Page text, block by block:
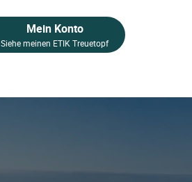
Mein Konto
Siehe meinen ETIK Treuetopf